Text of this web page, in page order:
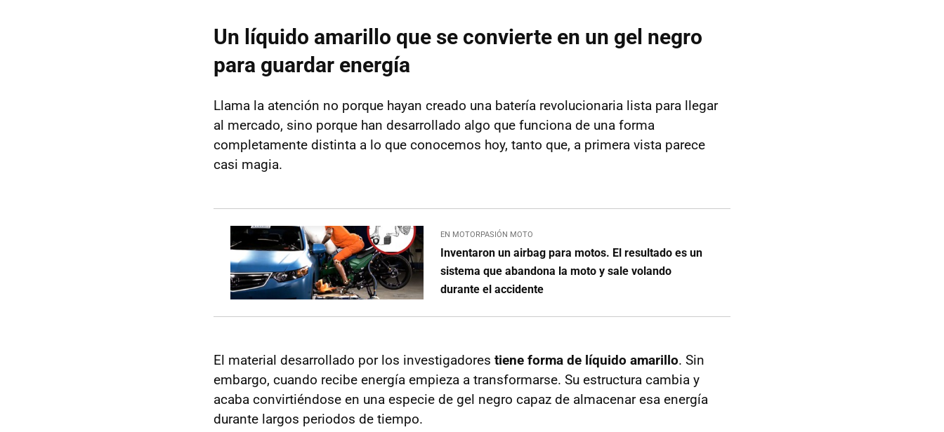
Un líquido amarillo que se convierte en un gel negro
para guardar energía
Llama la atención no porque hayan creado una batería revolucionaria lista para llegar
al mercado, sino porque han desarrollado algo que funciona de una forma
completamente distinta a lo que conocemos hoy, tanto que, a primera vista parece
casi magia.
EN MOTORPASIÓN MOTO
Inventaron un airbag para motos. El resultado es un
sistema que abandona la moto y sale volando
durante el accidente
El material desarrollado por los investigadores tiene forma de líquido amarillo. Sin
embargo, cuando recibe energía empieza a transformarse. Su estructura cambia y
acaba convirtiéndose en una especie de gel negro capaz de almacenar esa energía
durante largos periodos de tiempo.